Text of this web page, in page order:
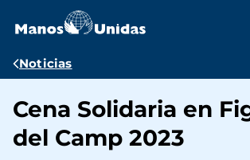
contenido
Ruta
navegación
Noticias
Cena Solidaria en
del Camp 2023